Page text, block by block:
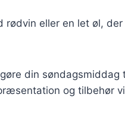
rødvin eller en let øl,
din søndagsmiddag
og tilbehør